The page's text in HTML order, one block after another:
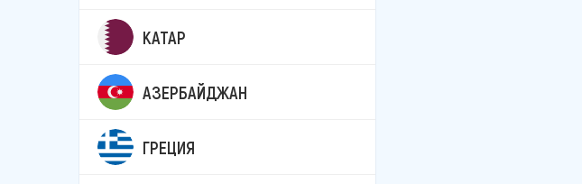
КАТАР
АЗЕРБАЙДЖАН
ГРЕЦИЯ